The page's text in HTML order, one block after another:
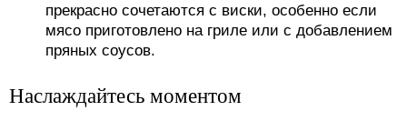
прекрасно сочетаются с виски, особенно если
мясо приготовлено на гриле или с добавлением
пряных соусов.
Наслаждайтесь моментом